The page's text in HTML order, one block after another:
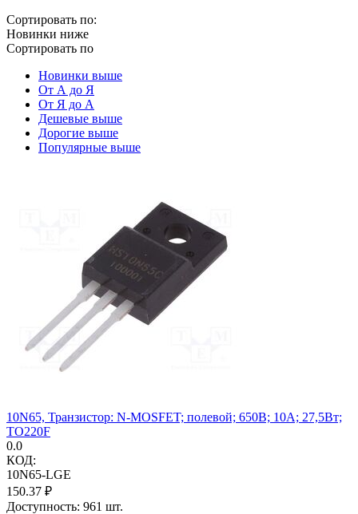
Сортировать по:
Новинки ниже
Сортировать по
Новинки выше
От А до Я
От Я до А
Дешевые выше
Дорогие выше
Популярные выше
10N65, Транзистор: N-MOSFET; полевой; 650В; 10А; 27,5Вт;
TO220F
0.0
КОД:
10N65-LGE
150.37 ₽
Доступность: 961 шт.